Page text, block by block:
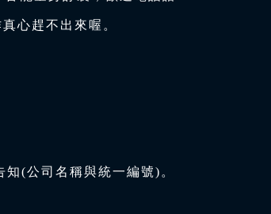
心趕不出來喔。
(公司名稱與統一編號)。